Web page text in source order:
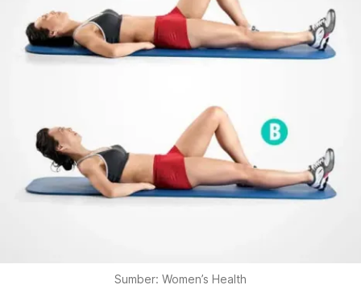
Sumber: Women’s Health